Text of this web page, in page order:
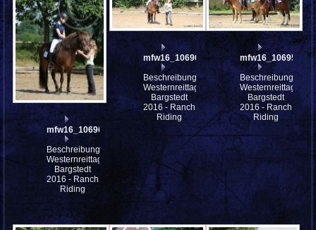
mfw16_106963ww
Beschreibung:
Westernreittage
Bargstedt
2016 - Ranch
Riding
mfw16_106962ww
Beschreibung:
Westernreittage
Bargstedt
2016 - Ranch
Riding
mfw16_106958ww
Beschreibung:
Westernreittage
Bargstedt
2016 - Ranch
Riding